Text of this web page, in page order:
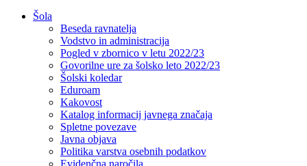
Šola
Beseda ravnatelja
Vodstvo in administracija
Pogled v zbornico v letu 2022/23
Govorilne ure za šolsko leto 2022/23
Šolski koledar
Eduroam
Kakovost
Katalog informacij javnega značaja
Spletne povezave
Javna objava
Politika varstva osebnih podatkov
Evidenčna naročila